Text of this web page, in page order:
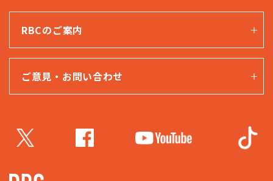
RBCのご案内
ご意見・お問い合わせ